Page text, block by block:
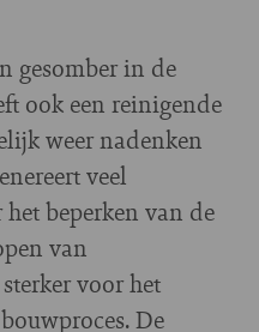
gesomber in de
ook een reinigende
weer nadenken
veel
beperken van de
van
voor het
De